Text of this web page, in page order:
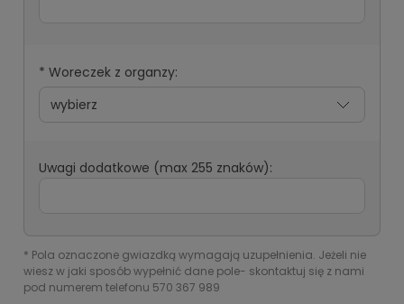
* Woreczek z organzy:
Uwagi dodatkowe (max 255 znaków):
* Pola oznaczone gwiazdką wymagają uzupełnienia. Jeżeli nie
wiesz w jaki sposób wypełnić dane pole- skontaktuj się z nami
pod numerem telefonu 570 367 989